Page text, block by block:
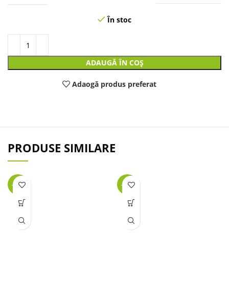
În stoc
ADAUGĂ ÎN COȘ
Adaogă produs preferat
PRODUSE SIMILARE
-40% -40%